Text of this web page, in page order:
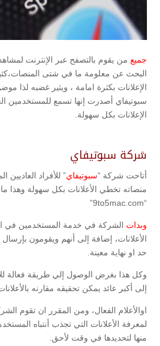
جميع من يقوم بالتصفح عبر الإنترنت
البحث عن معلومة ما في شتى
الإعلانات بكثرة امامة ، ويثير غضبه لذا
سبوتيفاي أصدرت إنها تسمع للمستخدمين
الإعلانات بكل سهولة.
شركة سبوتيفاي
أتاحت شركة “سبوتيفاي” للأفراد العاديين
منصاته تخطي الأعلانات بكل سهولة وهذا
“9to5mac.com”
وبدات الشركة في خدمة المستخدمين في
الأعلانات، إضافة إلى أنهم ويقومون بإرسال
حد او نهاية معينة.
وكل هذا بغرض الوصول إلي طريقة فعالة
إلى أكبر عائد يمكن تحقيقه مقارنه
اوالأعلام الفعال، ومن المقرر ان تقوم
لمعرفة الأعلانات التي تجذب أنتباه
منها لتحديدها في وقت لأحق.